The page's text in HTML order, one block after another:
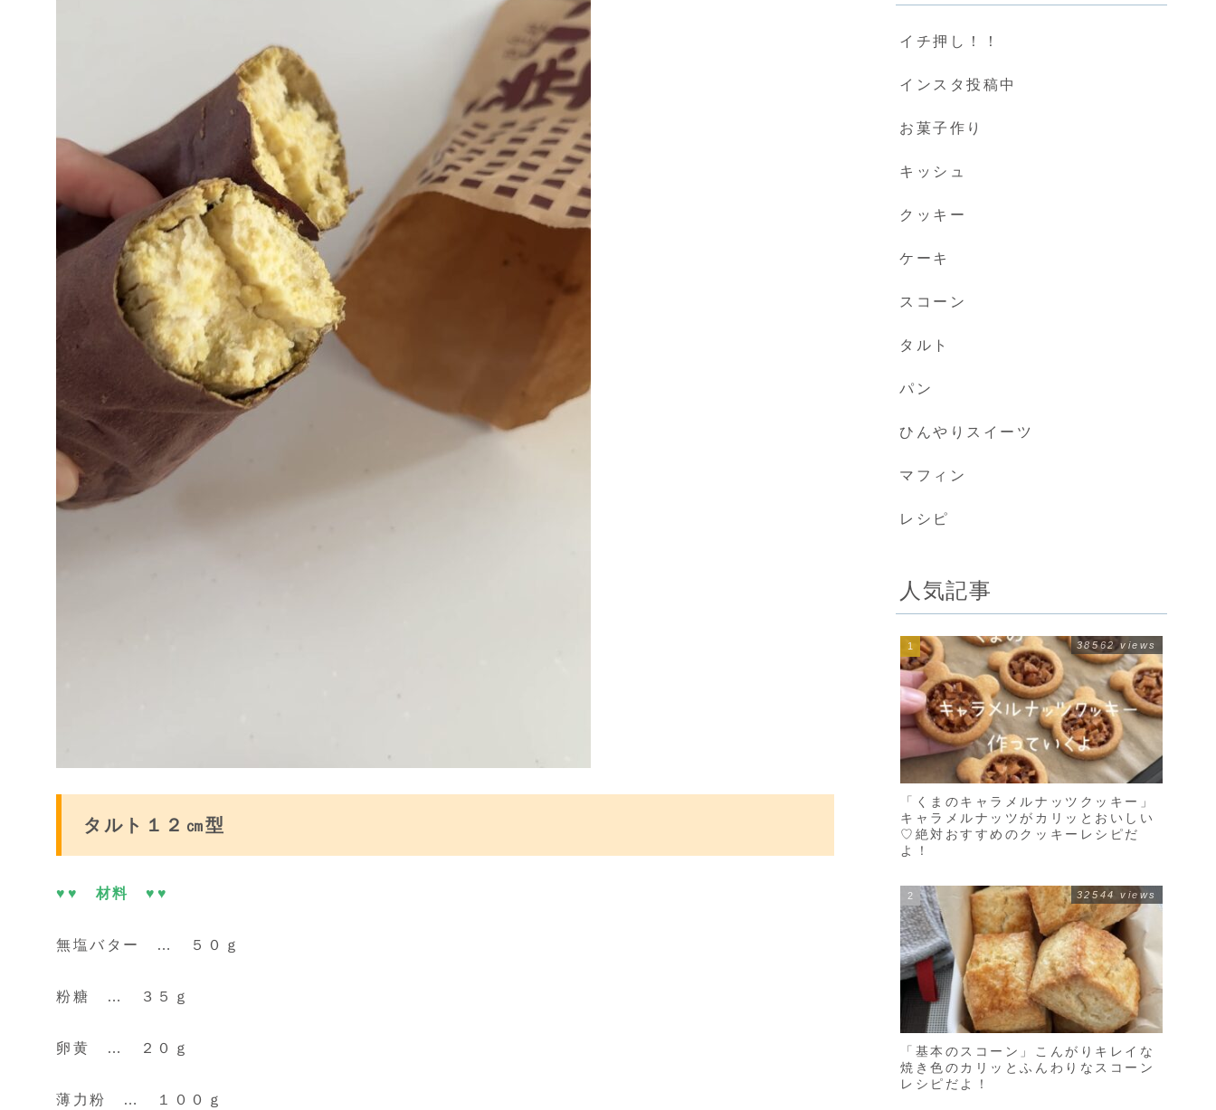
タルト １２㎝型
♥♥ 材料 ♥♥
無塩バター … ５０ｇ
粉糖 … ３５ｇ
卵黄 … ２０ｇ
薄力粉 … １００ｇ
イチ押し！！
インスタ投稿中
お菓子作り
キッシュ
クッキー
ケーキ
スコーン
タルト
パン
ひんやりスイーツ
マフィン
レシピ
人気記事
「くまのキャラメルナッツクッキー」
キャラメルナッツがカリッとおいしい
♡絶対おすすめのクッキーレシピだ
よ！
38562 views
「基本のスコーン」こんがりキレイな
焼き色のカリッとふんわりなスコーン
レシピだよ！
32544 views